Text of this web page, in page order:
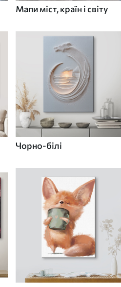
Мапи міст, країн і світу
Чорно-білі